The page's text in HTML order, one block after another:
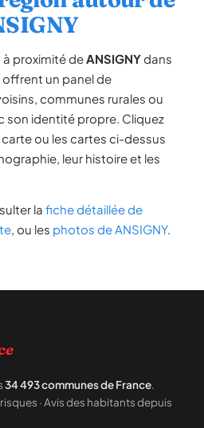
proximité deANSIGNYdans
offrent un panel de
communes rurales ou
son identité propre. Cliquez
ou les cartes ci-dessus
leur histoire et les
la fiche détaillée de
, ou les photos de ANSIGNY.
34 493 communes de France.
· Avis des habitants depuis